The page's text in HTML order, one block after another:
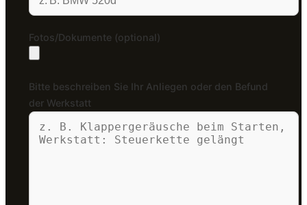
Fotos/Dokumente (optional)
Bitte beschreiben Sie Ihr Anliegen oder den Befund
der Werkstatt